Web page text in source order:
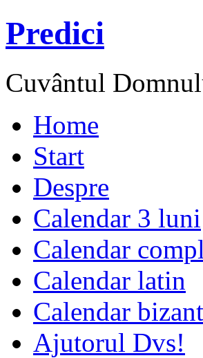
Predici
Cuvântul
Home
Start
Despre
Calendar 3 luni
Calendar
Calendar latin
Calendar
Ajutorul Dvs!